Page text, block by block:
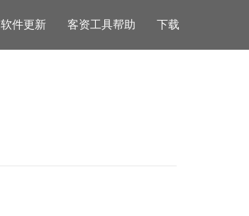
软件更新 客资工具帮助 下载